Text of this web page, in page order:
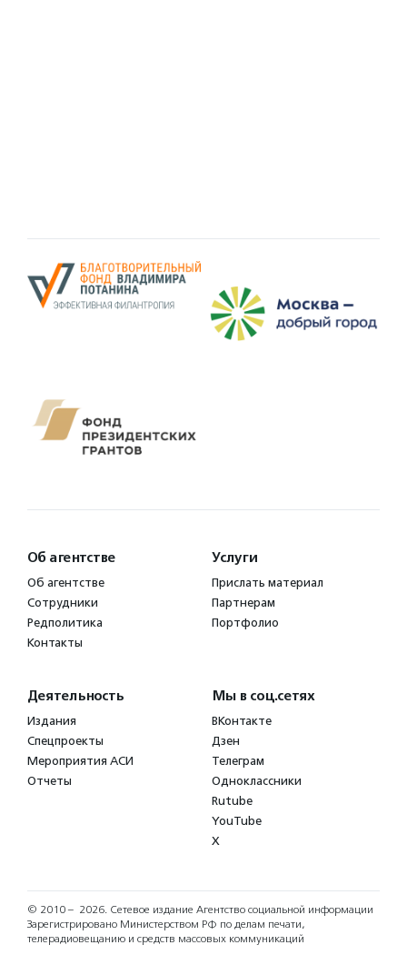
Об агентстве
Об агентстве
Сотрудники
Редполитика
Контакты
Услуги
Прислать материал
Партнерам
Портфолио
Деятельность
Издания
Спецпроекты
Мероприятия АСИ
Отчеты
Мы в соц.сетях
ВКонтакте
Дзен
Телеграм
Одноклассники
Rutube
YouTube
X
© 2010 – 2026. Сетевое издание Агентство социальной информации
Зарегистрировано Министерством РФ по делам печати,
телерадиовещанию и средств массовых коммуникаций